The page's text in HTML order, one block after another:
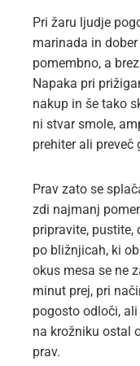
Pri žaru ljudje
marinada in
pomembno, a
Napaka pri
nakup in še tako
ni stvar smole,
prehiter ali preveč
Prav zato se
zdi najmanj
pripravite, pustite,
po bližnjicah, ki
okus mesa se ne
minut prej, pri
pogosto odloči,
na krožniku ostal
prav.